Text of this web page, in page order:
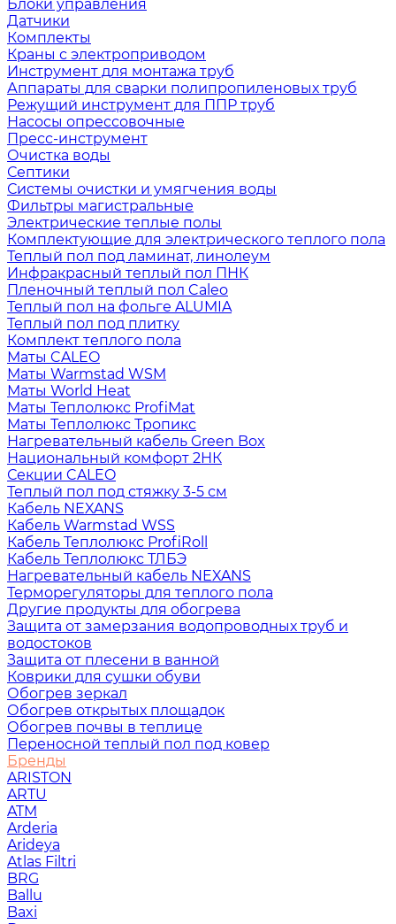
Блоки управления
Датчики
Комплекты
Краны с электроприводом
Инструмент для монтажа труб
Аппараты для сварки полипропиленовых труб
Режущий инструмент для ППР труб
Насосы опрессовочные
Пресс-инструмент
Очистка воды
Септики
Системы очистки и умягчения воды
Фильтры магистральные
Электрические теплые полы
Комплектующие для электрического теплого пола
Теплый пол под ламинат, линолеум
Инфракрасный теплый пол ПНК
Пленочный теплый пол Caleo
Теплый пол на фольге ALUMIA
Теплый пол под плитку
Комплект теплого пола
Маты CALEO
Маты Warmstad WSM
Маты World Heat
Маты Теплолюкс ProfiMat
Маты Теплолюкс Тропикс
Нагревательный кабель Green Box
Национальный комфорт 2НК
Секции CALEO
Теплый пол под стяжку 3-5 см
Кабель NEXANS
Кабель Warmstad WSS
Кабель Теплолюкс ProfiRoll
Кабель Теплолюкс ТЛБЭ
Нагревательный кабель NEXANS
Терморегуляторы для теплого пола
Другие продукты для обогрева
Защита от замерзания водопроводных труб и
водостоков
Защита от плесени в ванной
Коврики для сушки обуви
Обогрев зеркал
Обогрев открытых площадок
Обогрев почвы в теплице
Переносной теплый пол под ковер
Бренды
ARISTON
ARTU
ATM
Arderia
Arideya
Atlas Filtri
BRG
Ballu
Baxi